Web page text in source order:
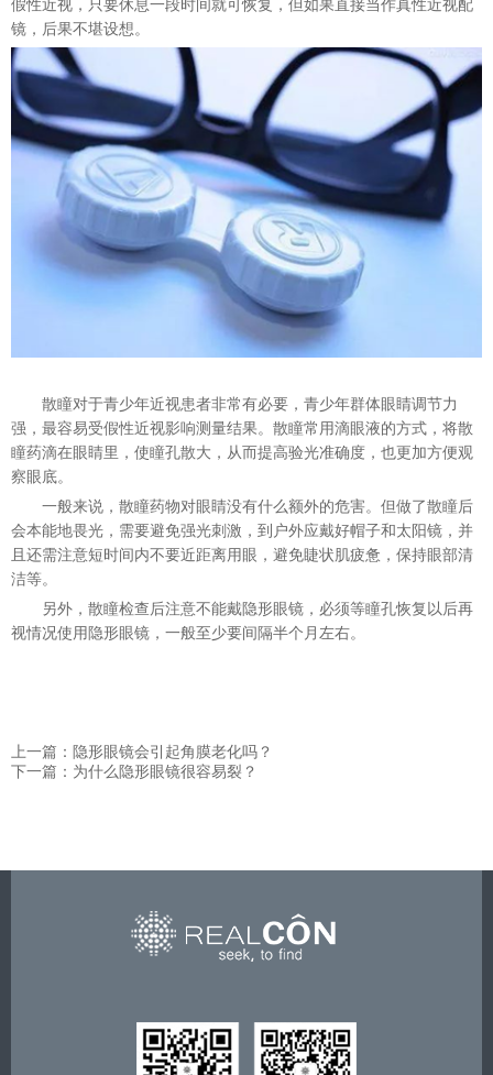
假性近视，只要休息一段时间就可恢复，但如果直接当作真性近视配
镜，后果不堪设想。
散瞳对于青少年近视患者非常有必要，青少年群体眼睛调节力
强，最容易受假性近视影响测量结果。散瞳常用滴眼液的方式，将散
瞳药滴在眼睛里，使瞳孔散大，从而提高验光准确度，也更加方便观
察眼底。
一般来说，散瞳药物对眼睛没有什么额外的危害。但做了散瞳后
会本能地畏光，需要避免强光刺激，到户外应戴好帽子和太阳镜，并
且还需注意短时间内不要近距离用眼，避免睫状肌疲惫， 保持眼部清
洁等。
另外，散瞳检查后注意不能戴隐形眼镜，必须等瞳孔恢复以后再
视情况使用隐形眼镜，一般至少要间隔半个月左右。
上一篇：隐形眼镜会引起角膜老化吗？
下一篇：为什么隐形眼镜很容易裂？